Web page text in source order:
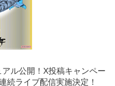
ル公開！X投稿キャンペー
続ライブ配信実施決定！